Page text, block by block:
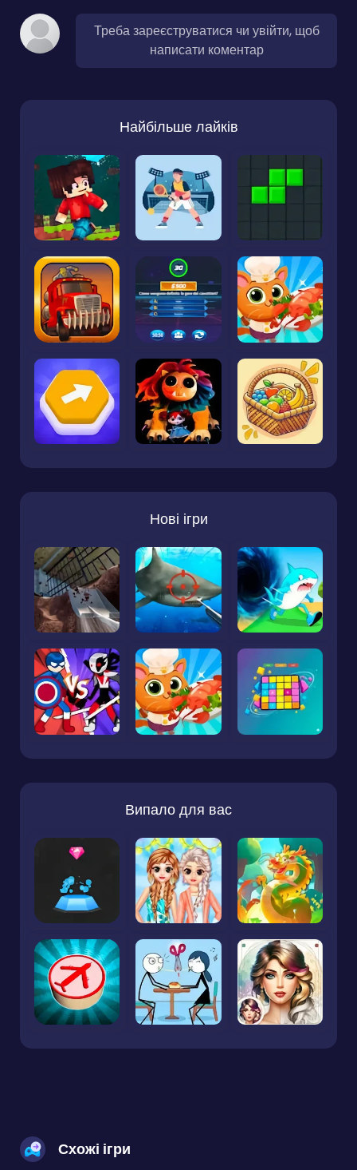
Треба зареєструватися чи увійти, щоб
написати коментар
Найбільше лайків
Нові ігри
Випало для вас
Схожі ігри